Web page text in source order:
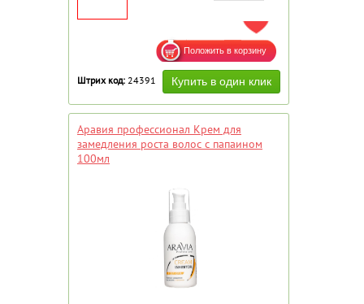
ДОБАВИТЬ В ИЗБРАННОЕ
Штрих код: 24391
Аравия профессионал Крем для
замедления роста волос с папаином
100мл